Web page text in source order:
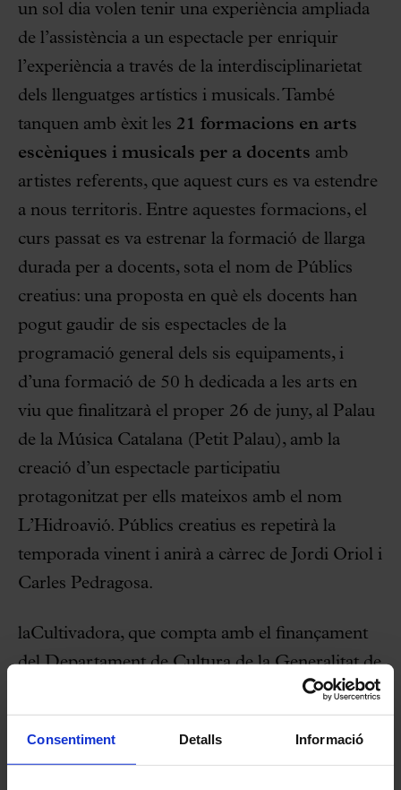
Consentiment Detalls Informació
un sol dia volen tenir una experiència ampliada
de l’assistència a un espectacle per enriquir
l’experiència a través de la interdisciplinarietat
dels llenguatges artístics i musicals. També
tanquen amb èxit les 21 formacions en arts
escèniques i musicals per a docents amb
artistes referents, que aquest curs es va estendre
a nous territoris. Entre aquestes formacions, el
curs passat es va estrenar la formació de llarga
durada per a docents, sota el nom de Públics
creatius: una proposta en què els docents han
pogut gaudir de sis espectacles de la
programació general dels sis equipaments, i
d’una formació de 50 h dedicada a les arts en
viu que finalitzarà el proper 26 de juny, al Palau
de la Música Catalana (Petit Palau), amb la
creació d’un espectacle participatiu
protagonitzat per ells mateixos amb el nom
L’Hidroavió. Públics creatius es repetirà la
temporada vinent i anirà a càrrec de Jordi Oriol i
Carles Pedragosa.
laCultivadora, que compta amb el finançament
del Departament de Cultura de la Generalitat de
Catalunya, va iniciar la seva activitat el setembre
del 2023 amb l’objectiu de crear més ponts de
connexió entre la comunitat educativa i les arts